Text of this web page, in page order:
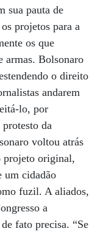
sua pauta de
projetos para a
os que
armas. Bolsonaro
o direito
andarem
lo, por
da
voltou atrás
projeto original,
um cidadão
fuzil. A aliados,
a
fato precisa. “Se